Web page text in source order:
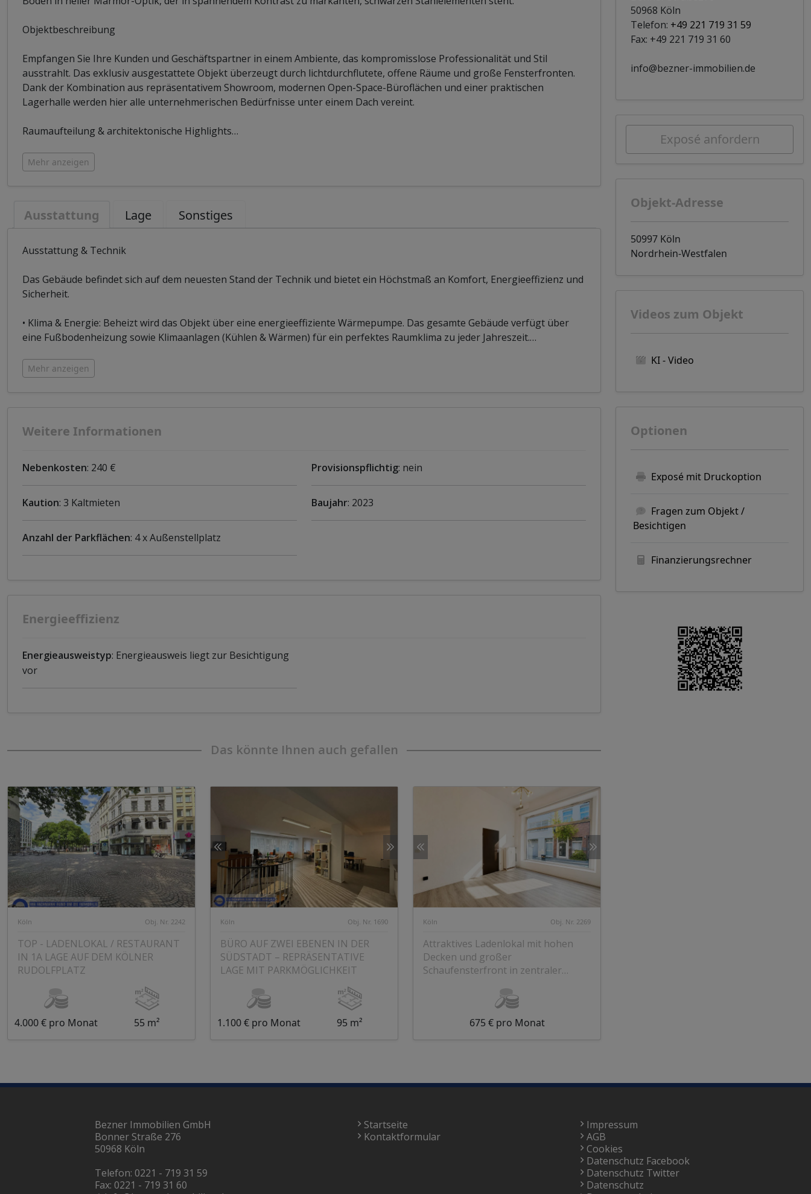
Objektbeschreibung
Empfangen Sie Ihre Kunden und Geschäftspartner in einem Ambiente, das kompromisslose Professionalität und Stil
ausstrahlt. Das exklusiv ausgestattete Objekt überzeugt durch lichtdurchflutete, offene Räume und große Fensterfronten.
Dank der Kombination aus repräsentativem Showroom, modernen Open-Space-Büroflächen und einer praktischen
Lagerhalle werden hier alle unternehmerischen Bedürfnisse unter einem Dach vereint.
Raumaufteilung & architektonische Highlights…
Mehr anzeigen
Ausstattung Lage Sonstiges
Ausstattung & Technik
Das Gebäude befindet sich auf dem neuesten Stand der Technik und bietet ein Höchstmaß an Komfort, Energieeffizienz und
Sicherheit.
• Klima & Energie: Beheizt wird das Objekt über eine energieeffiziente Wärmepumpe. Das gesamte Gebäude verfügt über
eine Fußbodenheizung sowie Klimaanlagen (Kühlen & Wärmen) für ein perfektes Raumklima zu jeder Jahreszeit.…
Mehr anzeigen
Weitere Informationen
Nebenkosten: 240 € Provisionspflichtig: nein
Kaution: 3 Kaltmieten Baujahr: 2023
Anzahl der Parkflächen: 4 x Außenstellplatz
Energieeffizienz
Energieausweistyp: Energieausweis liegt zur Besichtigung
vor
Das könnte Ihnen auch gefallen
Köln Obj. Nr. 2242
TOP - LADENLOKAL / RESTAURANT
IN 1A LAGE AUF DEM KÖLNER
RUDOLFPLATZ
4.000 € pro Monat 55 m²
Köln Obj. Nr. 1690
BÜRO AUF ZWEI EBENEN IN DER
SÜDSTADT – REPRÄSENTATIVE
LAGE MIT PARKMÖGLICHKEIT
1.100 € pro Monat 95 m²
Köln Obj. Nr. 2269
Attraktives Ladenlokal mit hohen
Decken und großer
Schaufensterfront in zentraler
675 € pro Monat
50968 Köln
Telefon: +49 221 719 31 59
Fax: +49 221 719 31 60
info@bezner-immobilien.de
Exposé anfordern
Objekt-Adresse
50997 Köln
Nordrhein-Westfalen
Videos zum Objekt
KI - Video
Optionen
Exposé mit Druckoption
Fragen zum Objekt /
Besichtigen
Finanzierungsrechner
Bezner Immobilien GmbH
Bonner Straße 276
50968 Köln
Telefon: 0221 - 719 31 59
Fax: 0221 - 719 31 60
Startseite
Kontaktformular
Impressum
AGB
Cookies
Datenschutz Facebook
Datenschutz Twitter
Datenschutz